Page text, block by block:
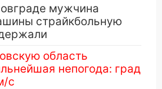
мужчина
страйкбольную
область
непогода: град
с